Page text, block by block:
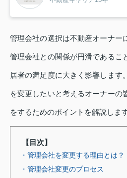
管理会社の選択は不動産オーナー
管理会社との関係が円滑であるこ
居者の満足度に大きく影響します
を変更したいと考えるオーナーの
をするためのポイントを解説します
【目次】
・管理会社を変更する理由とは？
・管理会社変更のプロセス